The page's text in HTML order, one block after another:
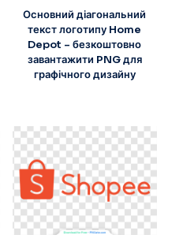
Основний діагональний
текст логотипу Home
Depot – безкоштовно
завантажити PNG для
графічного дизайну